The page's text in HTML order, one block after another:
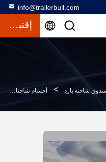
info@trailerbull.com
إقتباس
شاحنة بارد > أجسام شاحنات الشحن الجافة من الخشب المقاوم للنسيج / صندوق شاحنة جافة قوة عالية